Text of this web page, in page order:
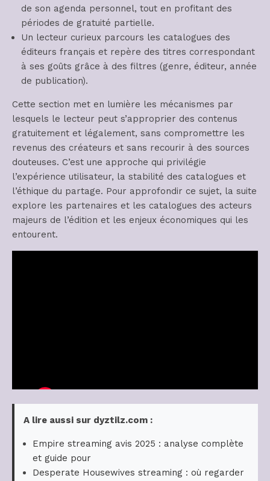
de son agenda personnel, tout en profitant des
périodes de gratuité partielle.
Un lecteur curieux parcours les catalogues des
éditeurs français et repère des titres correspondant
à ses goûts grâce à des filtres (genre, éditeur, année
de publication).
Cette section met en lumière les mécanismes par
lesquels le lecteur peut s’approprier des contenus
gratuitement et légalement, sans compromettre les
revenus des créateurs et sans recourir à des sources
douteuses. C’est une approche qui privilégie
l’expérience utilisateur, la stabilité des catalogues et
l’éthique du partage. Pour approfondir ce sujet, la suite
explore les partenaires et les catalogues des acteurs
majeurs de l’édition et les enjeux économiques qui les
entourent.
A lire aussi sur dyztilz.com :
Empire streaming avis 2025 : analyse complète
et guide pour
Desperate Housewives streaming : où regarder